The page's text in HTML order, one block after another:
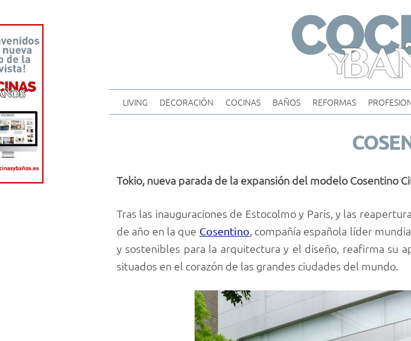
LIVING DECORACIÓN COCINAS BAÑOS REFORMAS
Tokio, nueva parada de la expansión del modelo Cosentino
Tras las inauguraciones de Estocolmo y Paris, y las
de año en la que Cosentino, compañía española líder
y sostenibles para la arquitectura y el diseño, reafirma su
situados en el corazón de las grandes ciudades del mundo.